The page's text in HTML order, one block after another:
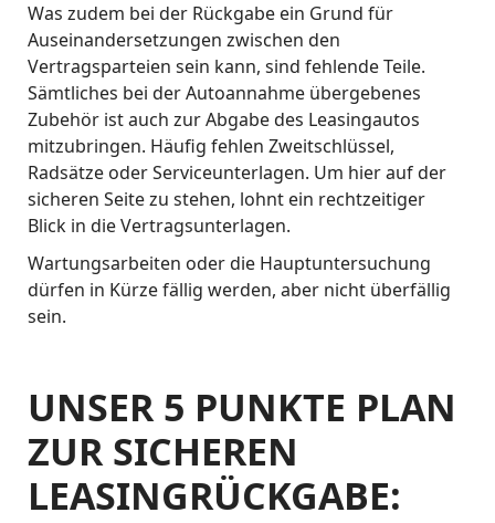
Was zudem bei der Rückgabe ein Grund für
Auseinandersetzungen zwischen den
Vertragsparteien sein kann, sind fehlende Teile.
Sämtliches bei der Autoannahme übergebenes
Zubehör ist auch zur Abgabe des Leasingautos
mitzubringen. Häufig fehlen Zweitschlüssel,
Radsätze oder Serviceunterlagen. Um hier auf der
sicheren Seite zu stehen, lohnt ein rechtzeitiger
Blick in die Vertragsunterlagen.
Wartungsarbeiten oder die Hauptuntersuchung
dürfen in Kürze fällig werden, aber nicht überfällig
sein.
UNSER 5 PUNKTE PLAN
ZUR SICHEREN
LEASINGRÜCKGABE: